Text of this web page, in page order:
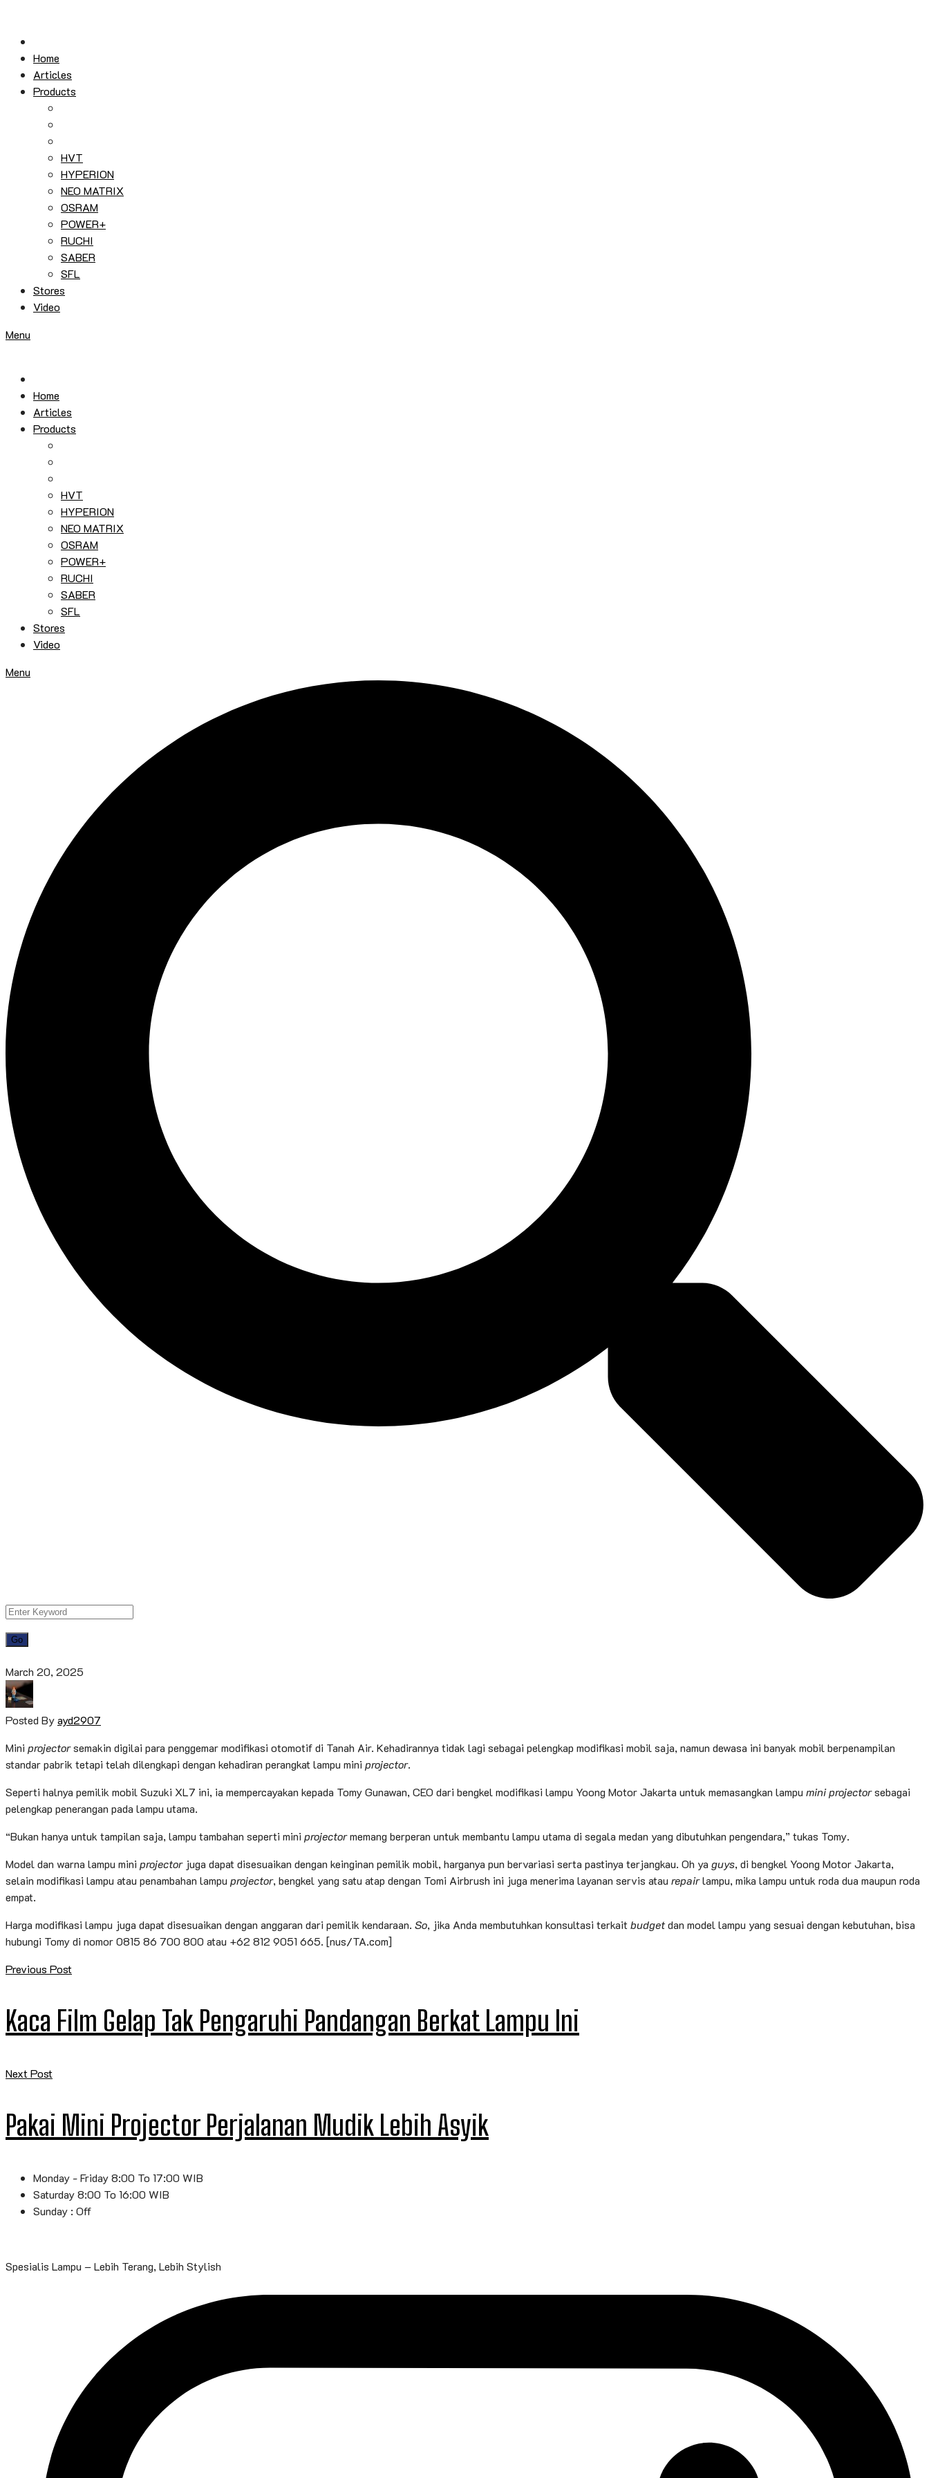
content
Home
Articles
Products
HVT
HYPERION
NEO MATRIX
OSRAM
POWER+
RUCHI
SABER
SFL
Stores
Video
Menu
Home
Articles
Products
HVT
HYPERION
NEO MATRIX
OSRAM
POWER+
RUCHI
SABER
SFL
Stores
Video
Menu
March 20, 2025
Posted Byayd2907
Mini projectorsemakin digilai para penggemar modifikasi otomotif di Tanah Air. Kehadirannya tidak lagi sebagai pelengkap modifikasi mobil saja, namun dewasa ini banyak mobil berpenampilan
standar pabrik tetapi telah dilengkapi dengan kehadiran perangkat lampu mini projector.
Seperti halnya pemilik mobil Suzuki XL7 ini, ia mempercayakan kepada Tomy Gunawan, CEO dari bengkel modifikasi lampu Yoong Motor Jakarta untuk memasangkan lampu mini projectorsebagai
pelengkap penerangan pada lampu utama.
“Bukan hanya untuk tampilan saja, lampu tambahan seperti mini projectormemang berperan untuk membantu lampu utama di segala medan yang dibutuhkan pengendara,” tukas Tomy.
Model dan warna lampu mini projectorjuga dapat disesuaikan dengan keinginan pemilik mobil, harganya pun bervariasi serta pastinya terjangkau. Oh ya guys, di bengkel Yoong Motor Jakarta,
selain modifikasi lampu atau penambahan lampu projector, bengkel yang satu atap dengan Tomi Airbrush ini juga menerima layanan servis atau repairlampu, mika lampu untuk roda dua maupun roda
empat.
Harga modifikasi lampu juga dapat disesuaikan dengan anggaran dari pemilik kendaraan. So, jika Anda membutuhkan konsultasi terkaitbudgetdan model lampu yang sesuai dengan kebutuhan, bisa
hubungi Tomy di nomor 0815 86 700 800 atau +62 812 9051 665. [nus/TA.com]
Previous Post
Kaca Film Gelap Tak Pengaruhi Pandangan Berkat Lampu Ini
Next Post
Pakai Mini Projector Perjalanan Mudik Lebih Asyik
Monday - Friday 8:00 To 17:00 WIB
Saturday 8:00 To 16:00 WIB
Sunday : Off
Spesialis Lampu – Lebih Terang, Lebih Stylish